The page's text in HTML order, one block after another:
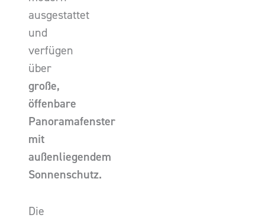
ausgestattet
und
verfügen
über
große,
öffenbare
Panoramafenster
mit
außenliegendem
Sonnenschutz.
Die